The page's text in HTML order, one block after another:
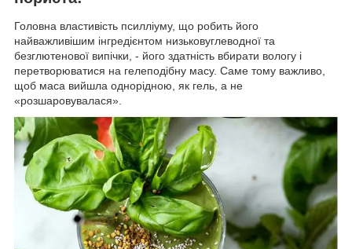
Головна властивість псилліуму, що робить його
найважливішим інгредієнтом низьковуглеводної та
безглютенової випічки, - його здатність вбирати вологу і
перетворюватися на гелеподібну масу. Саме тому важливо,
щоб маса вийшла однорідною, як гель, а не
«розшаровувалася».